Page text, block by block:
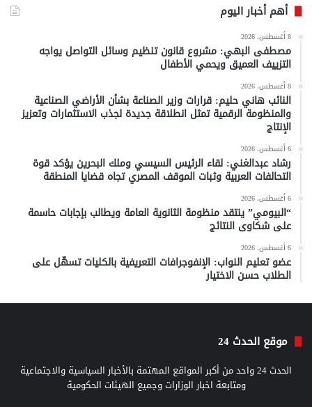
أهم أخبار اليوم
8 أغسطس، 2026
مصطفى البهي: مشروع قانون تنظيم وسائل التواصل يواجه
التزييف العميق ويحمي الأطفال
8 أغسطس، 2026
النائب هاني حليم: قرارات وزير الصناعة بشأن الأراضي الصناعية
والمنظومة الرقمية تمثل انطلاقة جديدة لجذب الاستثمارات وتعزيز
الإنتاج
6 أغسطس، 2026
رشاد عبدالغني: لقاء الرئيس السيسي وملك البحرين يؤكد قوة
التحالفات العربية وثبات الموقف المصري تجاه قضايا المنطقة
6 أغسطس، 2026
“البيومي” ينتقد منظومة الثانوية العامة ويطالب بإجابات حاسمة
على شكاوى النتائج
6 أغسطس، 2026
عضو تعليم النواب: الإنفوجرافات التعريفية بالكليات تسهّل على
الطلاب حسن الاختيار
موقع الحدث 24
الحدث 24 واحد من أكبر المواقع المهتمة بالأخبار السياسية والاجتماعية
ومتابعة اخبار الوزارات وجميع الهيئات الحكومية